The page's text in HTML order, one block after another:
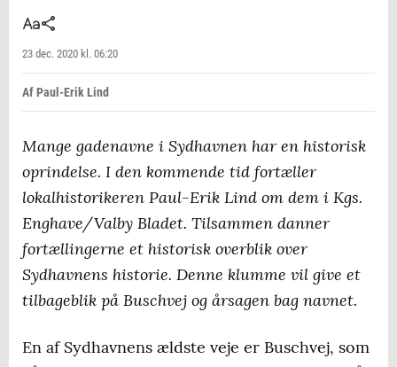
23 dec. 2020 kl. 06:20
Af Paul-Erik Lind
Mange gadenavne i Sydhavnen har en historisk
oprindelse. I den kommende tid fortæller
lokalhistorikeren Paul-Erik Lind om dem i Kgs.
Enghave/Valby Bladet. Tilsammen danner
fortællingerne et historisk overblik over
Sydhavnens historie. Denne klumme vil give et
tilbageblik på Buschvej og årsagen bag navnet.
En af Sydhavnens ældste veje er Buschvej, som